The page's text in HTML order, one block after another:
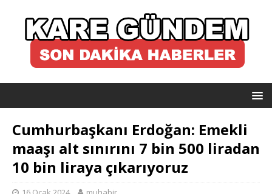
Cumhurbaşkanı Erdoğan: Emekli
maaşı alt sınırını 7 bin 500 liradan
10 bin liraya çıkarıyoruz